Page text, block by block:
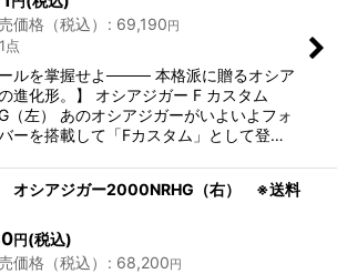
価格（税込）
: 69,190 円
点
ールを掌握せよ──── 本格派に贈るオシア
進化形。】 オシアジガー F カスタム
（左） あのオシアジガーがいよいよフォ
ーを搭載して「Fカスタム」として登…
オシアジガー2000NRHG（右） ※送料
円 (税込)
価格（税込）
: 68,200 円